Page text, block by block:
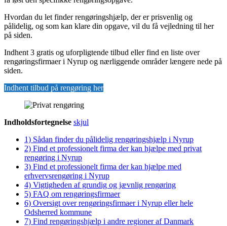
Hvordan du let finder rengøringshjælp, der er prisvenlig og
pålidelig, og som kan klare din opgave, vil du få vejledning til her
på siden.
Indhent 3 gratis og uforpligtende tilbud eller find en liste over
rengøringsfirmaer i Nyrup og nærliggende områder længere nede på
siden.
Indhent tilbud på rengøring her
Indholdsfortegnelse skjul
1) Sådan finder du pålidelig rengøringshjælp i Nyrup
2) Find et professionelt firma der kan hjælpe med privat
rengøring i Nyrup
3) Find et professionelt firma der kan hjælpe med
erhvervsrengøring i Nyrup
4) Vigtigheden af grundig og jævnlig rengøring
5) FAQ om rengøringsfirmaer
6) Oversigt over rengøringsfirmaer i Nyrup eller hele
Odsherred kommune
7) Find rengøringshjælp i andre regioner af Danmark